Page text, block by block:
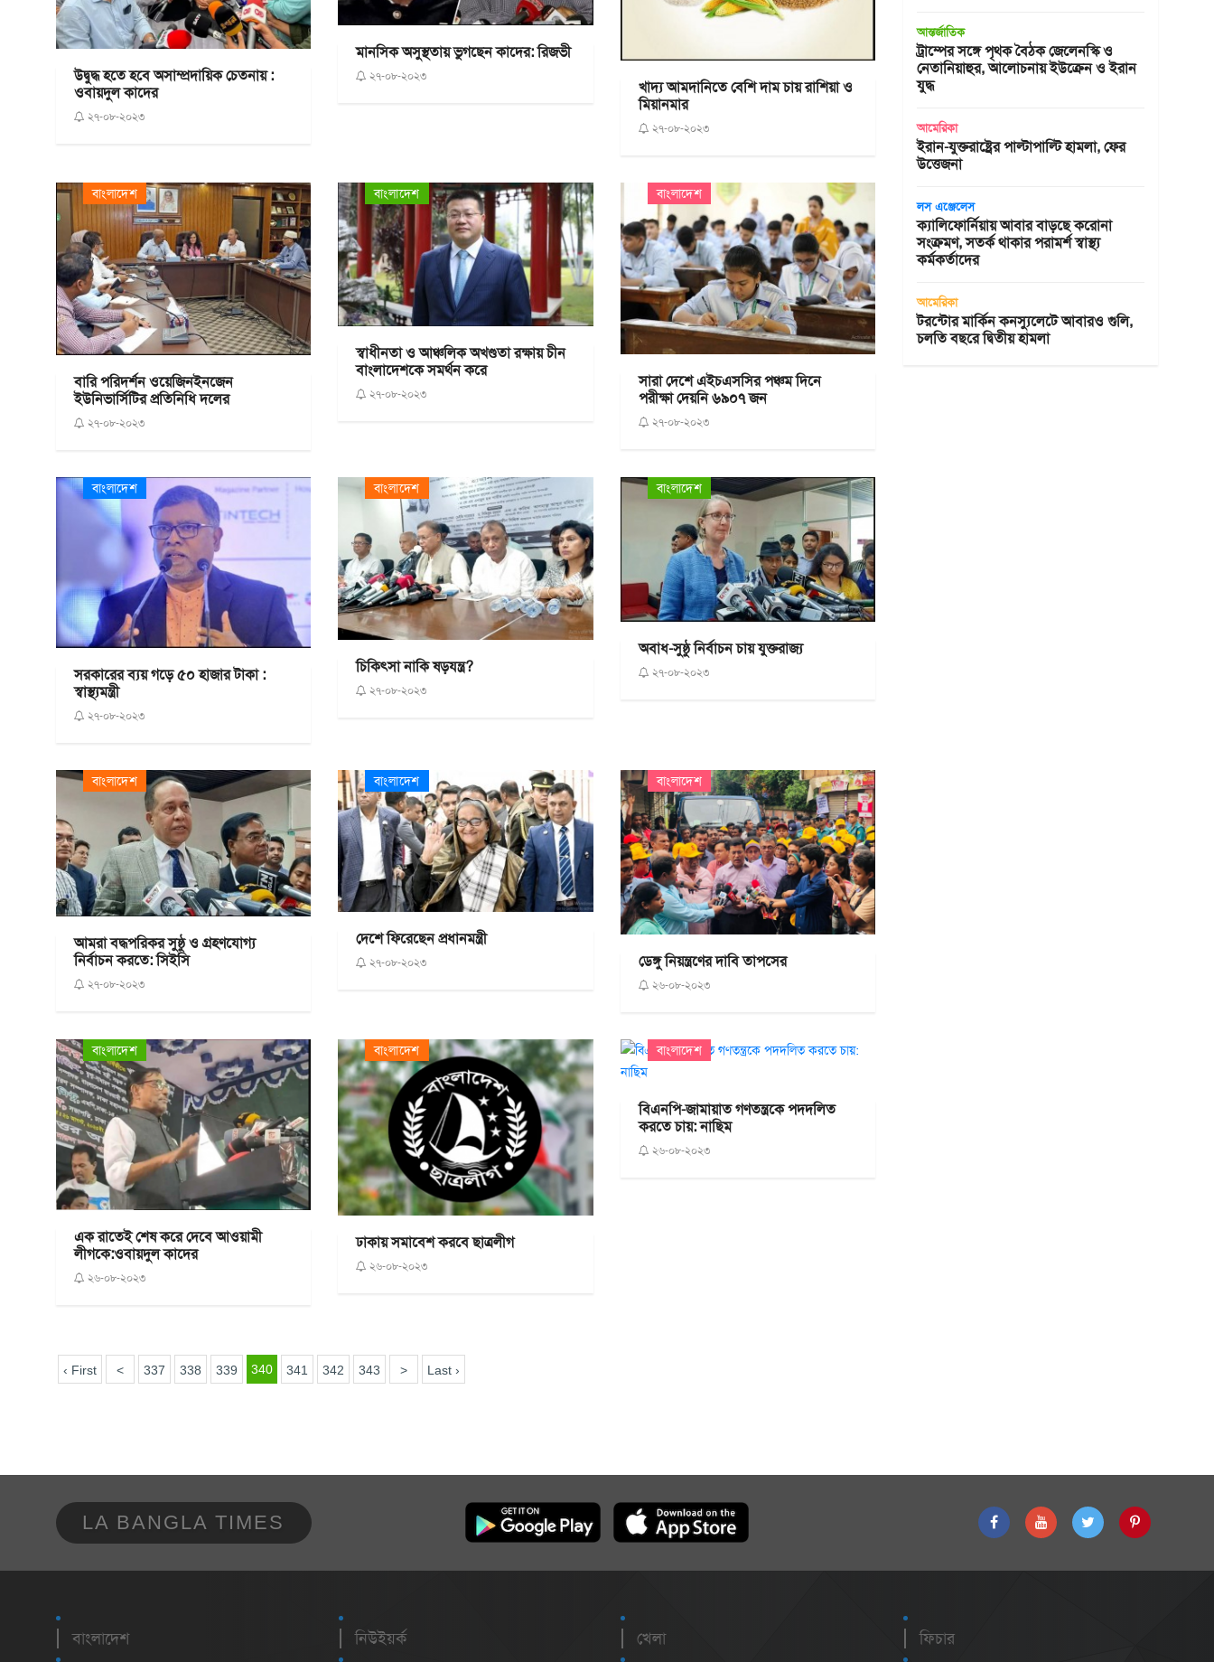
উদ্বুদ্ধ হতে হবে অসাম্প্রদায়িক চেতনায় :
ওবায়দুল কাদের
২৭-০৮-২০২৩
মানসিক অসুস্থতায় ভুগছেন কাদের: রিজভী
২৭-০৮-২০২৩
খাদ্য আমদানিতে বেশি দাম চায় রাশিয়া ও
মিয়ানমার
২৭-০৮-২০২৩
বাংলাদেশ
বারি পরিদর্শন ওয়েজিনইনজেন
ইউনিভার্সিটির প্রতিনিধি দলের
২৭-০৮-২০২৩
বাংলাদেশ
স্বাধীনতা ও আঞ্চলিক অখণ্ডতা রক্ষায় চীন
বাংলাদেশকে সমর্থন করে
২৭-০৮-২০২৩
বাংলাদেশ
সারা দেশে এইচএসসির পঞ্চম দিনে
পরীক্ষা দেয়নি ৬৯০৭ জন
২৭-০৮-২০২৩
বাংলাদেশ
সরকারের ব্যয় গড়ে ৫০ হাজার টাকা :
স্বাস্থ্যমন্ত্রী
২৭-০৮-২০২৩
বাংলাদেশ
চিকিৎসা নাকি ষড়যন্ত্র?
২৭-০৮-২০২৩
বাংলাদেশ
অবাধ-সুষ্ঠু নির্বাচন চায় যুক্তরাজ্য
২৭-০৮-২০২৩
বাংলাদেশ
আমরা বদ্ধপরিকর সুষ্ঠু ও গ্রহণযোগ্য
নির্বাচন করতে: সিইসি
২৭-০৮-২০২৩
বাংলাদেশ
দেশে ফিরেছেন প্রধানমন্ত্রী
২৭-০৮-২০২৩
বাংলাদেশ
ডেঙ্গু নিয়ন্ত্রণের দাবি তাপসের
২৬-০৮-২০২৩
বাংলাদেশ
এক রাতেই শেষ করে দেবে আওয়ামী
লীগকে:ওবায়দুল কাদের
২৬-০৮-২০২৩
বাংলাদেশ
ঢাকায় সমাবেশ করবে ছাত্রলীগ
২৬-০৮-২০২৩
বাংলাদেশ
বিএনপি-জামায়াত গণতন্ত্রকে পদদলিত
করতে চায়: নাছিম
২৬-০৮-২০২৩
‹ First < 337 338 339 340 341 342 343 > Last ›
আন্তর্জাতিক
ট্রাম্পের সঙ্গে পৃথক বৈঠক জেলেনস্কি ও
নেতানিয়াহুর, আলোচনায় ইউক্রেন ও ইরান
যুদ্ধ
আমেরিকা
ইরান-যুক্তরাষ্ট্রের পাল্টাপাল্টি হামলা, ফের
উত্তেজনা
লস এঞ্জেলেস
ক্যালিফোর্নিয়ায় আবার বাড়ছে করোনা
সংক্রমণ, সতর্ক থাকার পরামর্শ স্বাস্থ্য
কর্মকর্তাদের
আমেরিকা
টরন্টোর মার্কিন কনস্যুলেটে আবারও গুলি,
চলতি বছরে দ্বিতীয় হামলা
LA BANGLA TIMES
বাংলাদেশ নিউইয়র্ক খেলা ফিচার